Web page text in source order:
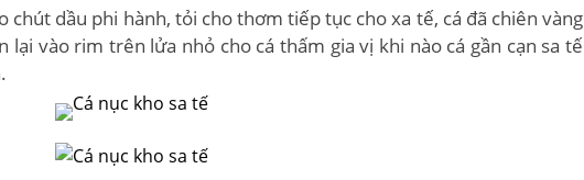
chút dầu phi hành, tỏi cho thơm tiếp tục cho xa tế, cá đã chiên vàng
lại vào rim trên lửa nhỏ cho cá thấm gia vị khi nào cá gần cạn sa tế